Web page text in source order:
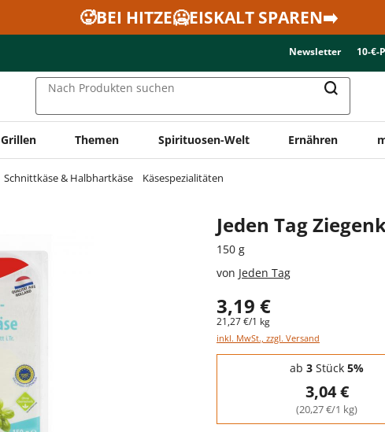
🥵BEI HITZE🥶EISKALT SPAREN➡️
Newsletter 10-€-
Nach Produkten suchen
Grillen Themen Spirituosen-Welt Ernähren
Schnittkäse & Halbhartkäse Käsespezialitäten
Jeden Tag
150 g
von Jeden Tag
3,19 €
21,27 €/1 kg
inkl. MwSt., zzgl. Versand
Staffelpreise - Mengenrabatt
ab 3 Stück 5%
3,04 €
(20,27 €/1 kg)